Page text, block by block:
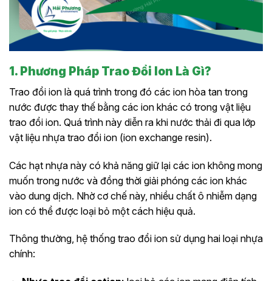
1. Phương Pháp Trao Đổi Ion Là Gì?
Trao đổi ion là quá trình trong đó các ion hòa tan trong
nước được thay thế bằng các ion khác có trong vật liệu
trao đổi ion. Quá trình này diễn ra khi nước thải đi qua lớp
vật liệu nhựa trao đổi ion (ion exchange resin).
Các hạt nhựa này có khả năng giữ lại các ion không mong
muốn trong nước và đồng thời giải phóng các ion khác
vào dung dịch. Nhờ cơ chế này, nhiều chất ô nhiễm dạng
ion có thể được loại bỏ một cách hiệu quả.
Thông thường, hệ thống trao đổi ion sử dụng hai loại nhựa
chính: